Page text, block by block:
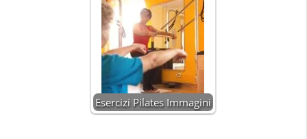
Esercizi Pilates Immagini